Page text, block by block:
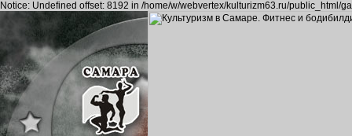
Notice: Undefined offset: 8192 in /home/w/webvertex/kulturizm63.ru/public_html/